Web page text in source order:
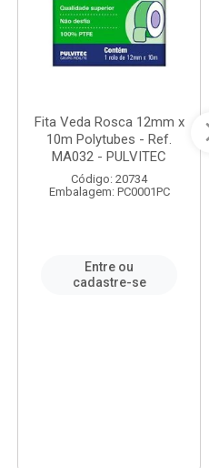
Fita Veda Rosca 12mm x
10m Polytubes - Ref.
MA032 - PULVITEC
Código: 20734
Embalagem: PC0001PC
Entre ou
cadastre-se